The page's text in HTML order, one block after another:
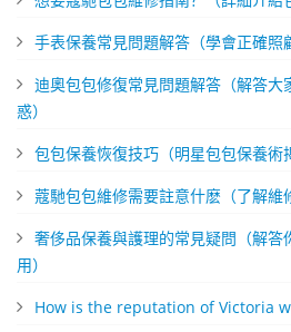
手表保養常見問題解答（學會正確照
迪奧包包修復常見問題解答（解答大
惑）
包包保養恢復技巧（明星包包保養術
蔻馳包包維修需要註意什麽（了解維
奢侈品保養與護理的常見疑問（解答
用）
How is the reputation of Victoria